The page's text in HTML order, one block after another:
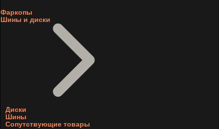
Фаркопы
Шины и диски
Диски
Шины
Сопутствующие товары